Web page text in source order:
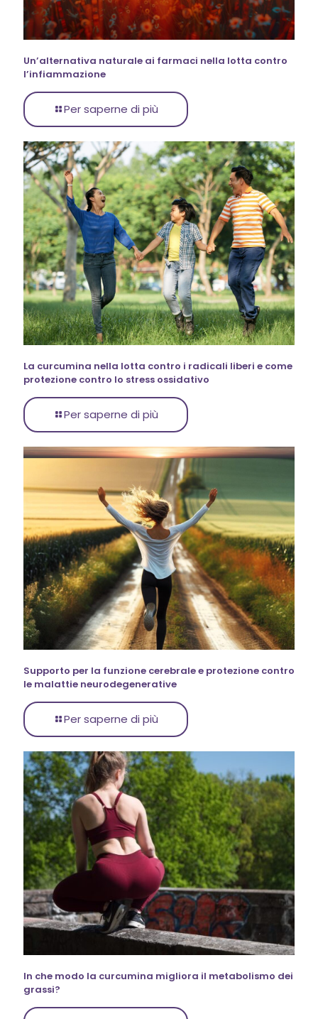
Un’alternativa naturale ai farmaci nella lotta contro
l’infiammazione
Per saperne di più
La curcumina nella lotta contro i radicali liberi e come
protezione contro lo stress ossidativo
Per saperne di più
Supporto per la funzione cerebrale e protezione contro
le malattie neurodegenerative
Per saperne di più
In che modo la curcumina migliora il metabolismo dei
grassi?